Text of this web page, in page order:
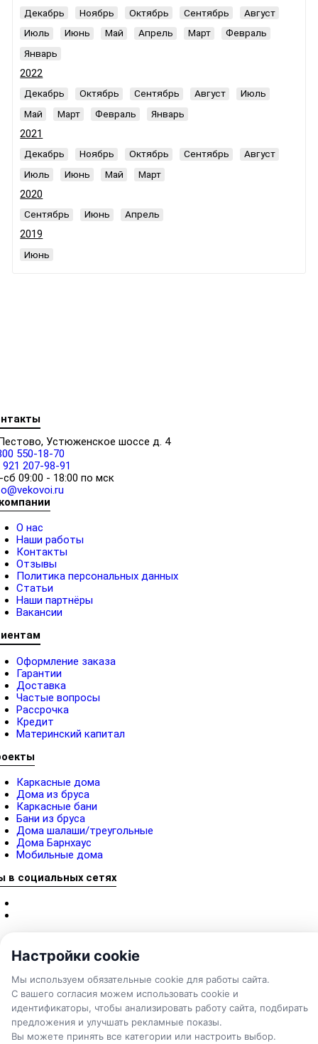
Декабрь Ноябрь Октябрь Сентябрь
Август
Июль
Июнь Май Апрель Март
Февраль
Январь
2022
Декабрь Октябрь Сентябрь Август
Июль
Май
Март Февраль Январь
2021
Декабрь Ноябрь Октябрь Сентябрь
Август
Июль
Июнь Май Март
2020
Сентябрь Июнь Апрель
2019
Июнь
Устюженское шоссе д. 4
550-18-70
921 207-98-91
сб 09:00 - 18:00 по мск
О нас
Наши работы
Контакты
Отзывы
Политика персональных данных
Статьи
Наши партнёры
Вакансии
Оформление заказа
Гарантии
Доставка
Частые вопросы
Рассрочка
Кредит
Материнский капитал
Каркасные дома
Дома из бруса
Каркасные бани
Бани из бруса
Дома шалаши/треугольные
Дома Барнхаус
Мобильные дома
в социальных сетях
Настройки cookie
Мы используем обязательные cookie для работы сайта.
С вашего согласия можем использовать cookie и
идентификаторы, чтобы анализировать работу сайта, подбирать
предложения и улучшать рекламные показы.
Вы можете принять все категории или настроить выбор.